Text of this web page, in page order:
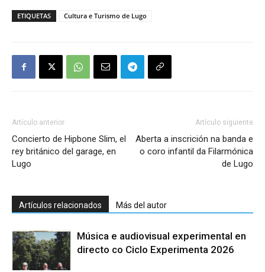
ETIQUETAS Cultura e Turismo de Lugo
Artículo anterior
Concierto de Hipbone Slim, el
rey británico del garage, en
Lugo
Artículo siguiente
Aberta a inscrición na banda e
o coro infantil da Filarmónica
de Lugo
Artículos relacionados Más del autor
Música e audiovisual experimental en
directo co Ciclo Experimenta 2026